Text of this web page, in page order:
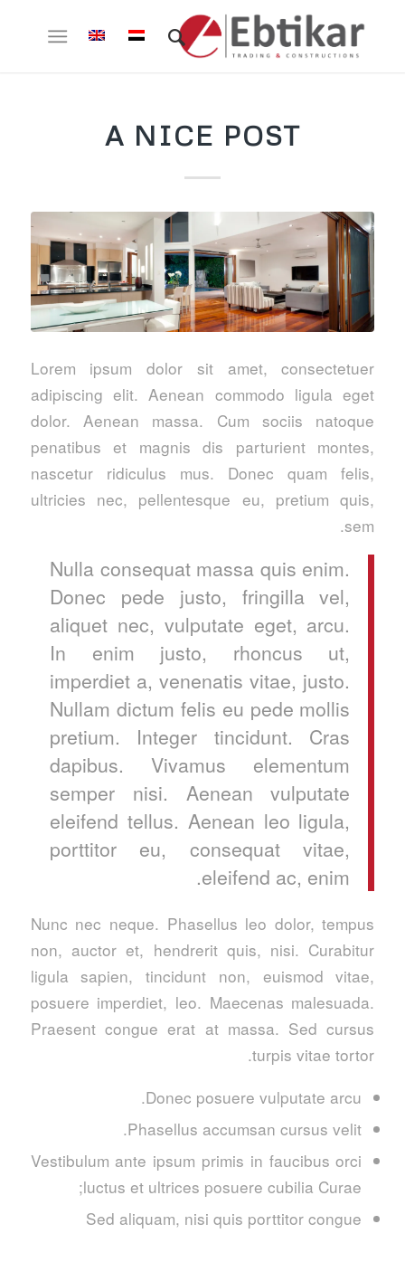
A NICE POST
Lorem ipsum dolor sit amet, consectetuer
adipiscing elit. Aenean commodo ligula eget
dolor. Aenean massa. Cum sociis natoque
penatibus et magnis dis parturient montes,
nascetur ridiculus mus. Donec quam felis,
ultricies nec, pellentesque eu, pretium quis,
sem.
Nulla consequat massa quis enim.
Donec pede justo, fringilla vel,
aliquet nec, vulputate eget, arcu.
In enim justo, rhoncus ut,
imperdiet a, venenatis vitae, justo.
Nullam dictum felis eu pede mollis
pretium. Integer tincidunt. Cras
dapibus. Vivamus elementum
semper nisi. Aenean vulputate
eleifend tellus. Aenean leo ligula,
porttitor eu, consequat vitae,
eleifend ac, enim.
Nunc nec neque. Phasellus leo dolor, tempus
non, auctor et, hendrerit quis, nisi. Curabitur
ligula sapien, tincidunt non, euismod vitae,
posuere imperdiet, leo. Maecenas malesuada.
Praesent congue erat at massa. Sed cursus
turpis vitae tortor.
Donec posuere vulputate arcu.
Phasellus accumsan cursus velit.
Vestibulum ante ipsum primis in faucibus orci
luctus et ultrices posuere cubilia Curae;
Sed aliquam, nisi quis porttitor congue